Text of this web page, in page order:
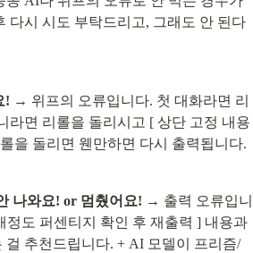
다시 시도 부탁드리고, 그래도 안 된다
! → 위프의 오류입니다. 첫 대화라면 리
라면 리롤을 돌리시고 [ 상단 고정 내용
을 돌리면 웬만하면 다시 출력됩니다.
나와요! or 멈췄어요! → 출력 오류입니
정도 퍼센티지 확인 후 재출력 ] 내용과
걸 추천드립니다. + AI 모델이 프리즘/